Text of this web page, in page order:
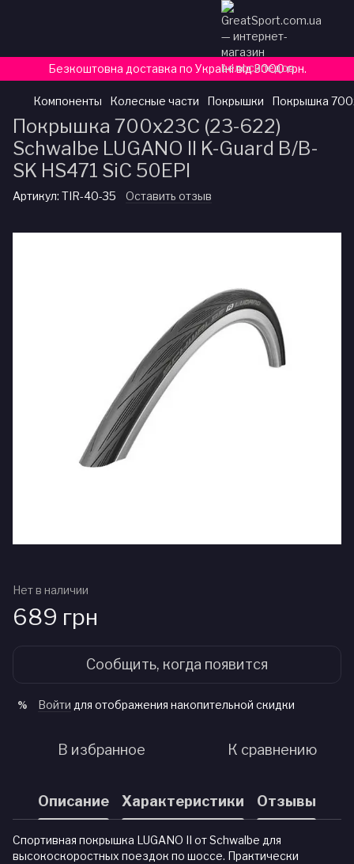
Безкоштовна доставка по Україні від 3000 грн.
Компоненты Колесные части Покрышки Покрышка
Покрышка 700x23C (23-622)
Schwalbe LUGANO II K-Guard B/B-
SK HS471 SiC 50EPI
Артикул: TIR-40-35 Оставить отзыв
Нет в наличии
689 грн
Сообщить, когда появится
% Войти для отображения накопительной скидки
В избранное К сравнению
Описание Характеристики Отзывы
Спортивная покрышка LUGANO II от Schwalbe для
высокоскоростных поездок по шоссе. Практически